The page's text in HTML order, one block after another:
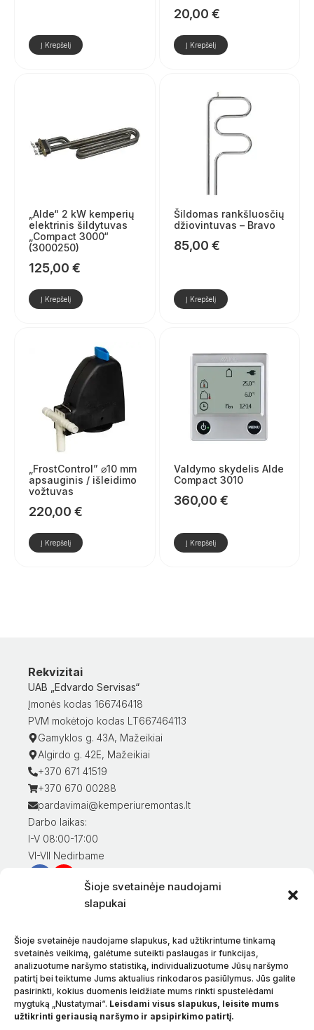
Šioje svetainėje naudojami
slapukai
Šioje svetainėje naudojame slapukus, kad užtikrintume tinkamą
svetainės veikimą, galėtume suteikti paslaugas ir funkcijas,
analizuotume naršymo statistiką, individualizuotume Jūsų naršymo
patirtį bei teiktume Jums aktualius rinkodaros pasiūlymus. Jūs galite
pasirinkti, kokius duomenis leidžiate mums rinkti spustelėdami
mygtuką „Nustatymai“. Leisdami visus slapukus, leisite mums
užtikrinti geriausią naršymo ir apsipirkimo patirtį.
Į Krepšelį
20,00 €
Į Krepšelį
„Alde“ 2 kW kemperių
elektrinis šildytuvas
„Compact 3000“
(3000250)
125,00 €
Į Krepšelį
Šildomas rankšluosčių
džiovintuvas – Bravo
85,00 €
Į Krepšelį
„FrostControl” ⌀10 mm
apsauginis / išleidimo
vožtuvas
220,00 €
Į Krepšelį
Valdymo skydelis Alde
Compact 3010
360,00 €
Į Krepšelį
Rekvizitai
UAB „Edvardo Servisas“
Įmonės kodas 166746418
PVM mokėtojo kodas LT667464113
Gamyklos g. 43A, Mažeikiai
Algirdo g. 42E, Mažeikiai
+370 671 41519
+370 670 00288
pardavimai@kemperiuremontas.lt
Darbo laikas:
I-V 08:00-17:00
VI-VII Nedirbame
Informacija klientams
Prekių pristatymas
Prekių grąžinimas
Sąlygos ir taisyklės
Privatumo politika
Apie mus